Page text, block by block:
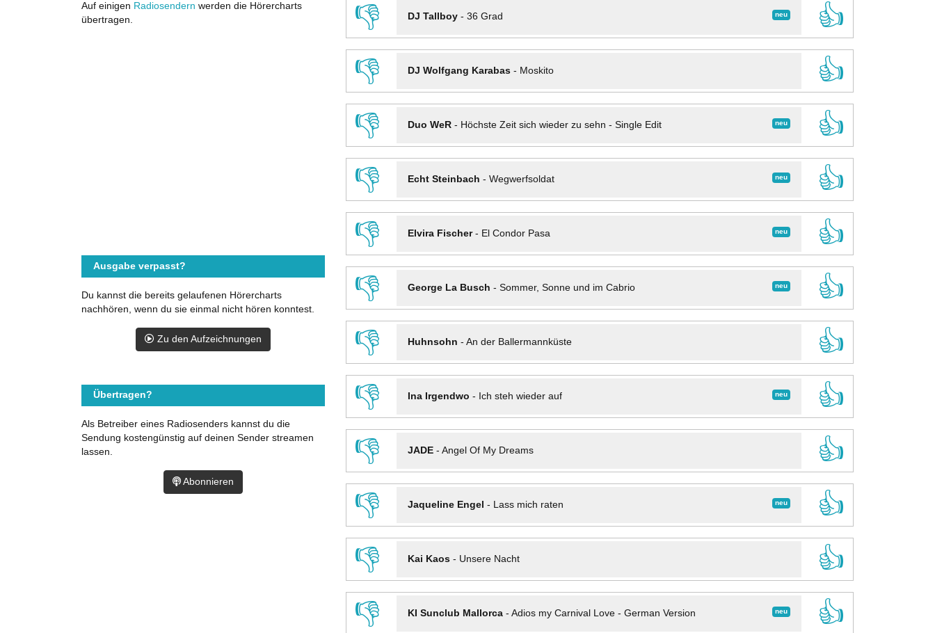
👎
neu
DJ Tallboy- 36 Grad
👍
👎
DJ Wolfgang Karabas- Moskito
👍
👎
neu
Duo WeR- Höchste Zeit sich wieder zu sehn - Single Edit
👍
👎
neu
Echt Steinbach - Wegwerfsoldat
👍
👎
neu
Elvira Fischer- El Condor Pasa
👍
👎
neu
George La Busch - Sommer, Sonne und im Cabrio
👍
👎
Huhnsohn - An der Ballermannküste
👍
👎
neu
Ina Irgendwo - Ich steh wieder auf
👍
👎
JADE- Angel Of My Dreams
👍
👎
neu
Jaqueline Engel - Lass mich raten
👍
👎
Kai Kaos- Unsere Nacht
👍
👎
neu
KI Sunclub Mallorca- Adios my Carnival Love - German Version
👍
Auf einigen Radiosendern werden die Hörercharts
übertragen.
Ausgabe verpasst?
Du kannst die bereits gelaufenen Hörercharts
nachhören, wenn du sie einmal nicht hören konntest.
Zu den Aufzeichnungen
Übertragen?
Als Betreiber eines Radiosenders kannst du die
Sendung kostengünstig auf deinen Sender streamen
lassen.
Abonnieren